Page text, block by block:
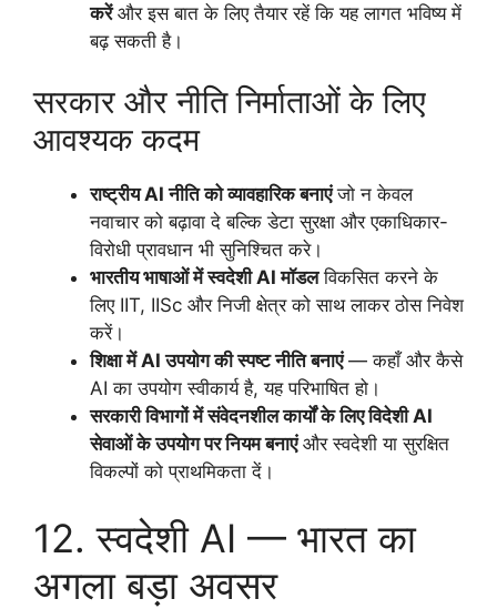
करेंऔर इस बात के लिए तैयार रहें कि यह लागत भविष्य में
बढ़ सकती है।
सरकार और नीति निर्माताओं के लिए
आवश्यक कदम
राष्ट्रीय AI नीति को व्यावहारिक बनाएंजो न केवल
नवाचार को बढ़ावा दे बल्कि डेटा सुरक्षा और एकाधिकार-
विरोधी प्रावधान भी सुनिश्चित करे।
भारतीय भाषाओं में स्वदेशी AI मॉडलविकसित करने के
लिए IIT, IISc और निजी क्षेत्र को साथ लाकर ठोस निवेश
करें।
शिक्षा में AI उपयोग की स्पष्ट नीति बनाएं— कहाँ और कैसे
AI का उपयोग स्वीकार्य है, यह परिभाषित हो।
सरकारी विभागों में संवेदनशील कार्यों के लिए विदेशी AI
सेवाओं के उपयोग पर नियम बनाएंऔर स्वदेशी या सुरक्षित
विकल्पों को प्राथमिकता दें।
12. स्वदेशी AI — भारत का
अगला बड़ा अवसर